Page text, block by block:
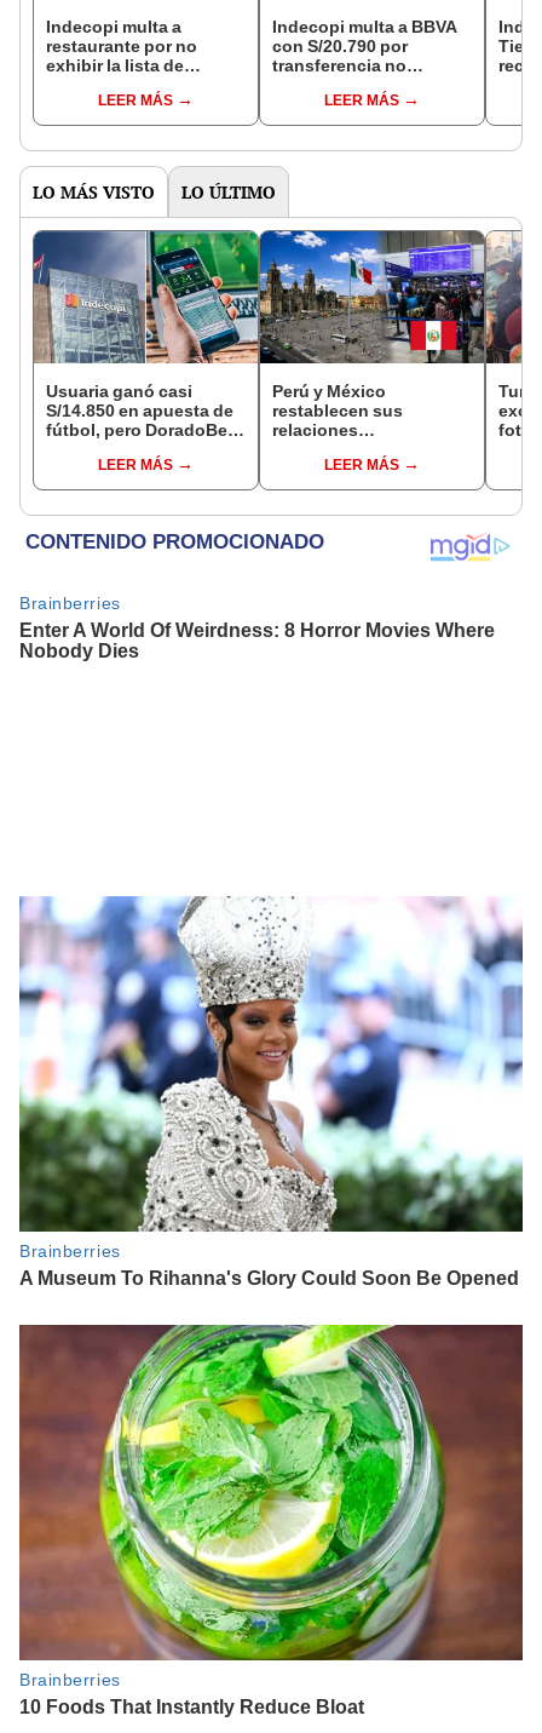
Indecopi multa a
restaurante por no
exhibir la lista de
empresa alegó
supervisión fuera del
LEER MÁS
Indecopi multa a BBVA
con S/20.790 por
transferencia no
con Token digital en
banca móvil de clienta
LEER MÁS
LO MÁS VISTO LO ÚLTIMO
Usuaria ganó casi
S/14.850 en apuesta de
fútbol, pero DoradoBet
Indecopi multó a la
empresa con más de S/
LEER MÁS
Perú y México
restablecen sus
relaciones
anulan los visados?
LEER MÁS